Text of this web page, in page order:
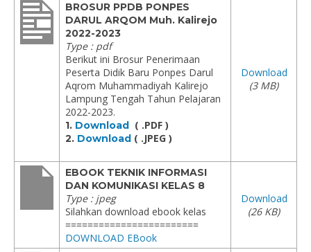
BROSUR PPDB PONPES
DARUL ARQOM Muh. Kalirejo
2022-2023
Type : pdf
Berikut ini Brosur Penerimaan
Peserta Didik Baru Ponpes Darul
Aqrom Muhammadiyah Kalirejo
Lampung Tengah Tahun Pelajaran
2022-2023.
1. Download ( .PDF )
2. Download ( .JPEG )
Download
(3 MB)
EBOOK TEKNIK INFORMASI
DAN KOMUNIKASI KELAS 8
Type : jpeg
Silahkan download ebook kelas
========================
DOWNLOAD EBook
Download
(26 KB)